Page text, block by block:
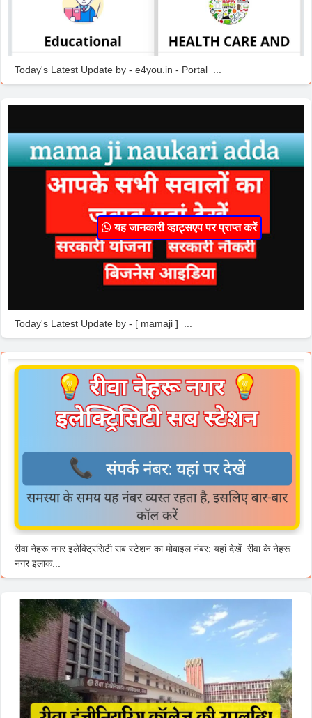
Today's Latest Update by - e4you.in - Portal ...
Today's Latest Update by - [ mamaji ] ...
रीवा नेहरू नगर इलेक्ट्रिसिटी सब स्टेशन का मोबाइल नंबर: यहां देखें रीवा के नेहरू
नगर इलाक...
यह जानकारी व्हाट्सएप पर प्राप्त करें